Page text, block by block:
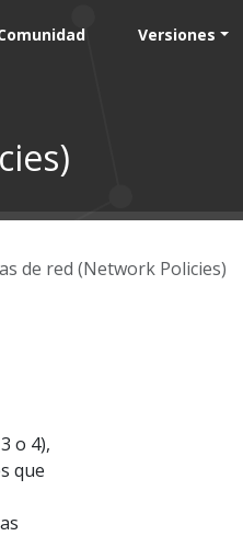
Versiones
de red (Network Policies)
o 4),
que